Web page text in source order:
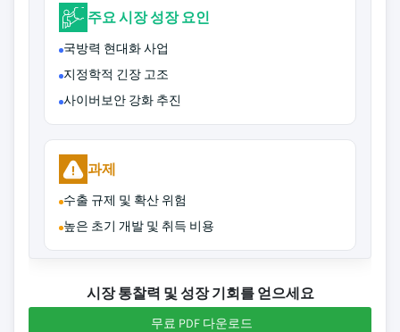
주요 시장 성장 요인
국방력 현대화 사업
지정학적 긴장 고조
사이버보안 강화 추진
과제
수출 규제 및 확산 위험
높은 초기 개발 및 취득 비용
시장 통찰력 및 성장 기회를 얻으세요
무료 PDF 다운로드